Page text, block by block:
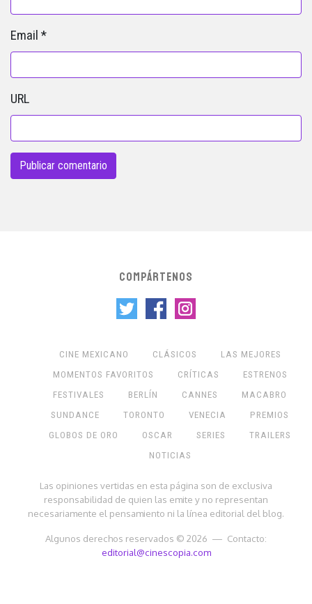
Email *
URL
COMPÁRTENOS
CINE MEXICANO CLÁSICOS
LAS MEJORES
MOMENTOS FAVORITOS
CRÍTICAS
ESTRENOS
FESTIVALES
BERLÍN CANNES
MACABRO
SUNDANCE
TORONTO VENECIA
PREMIOS
GLOBOS DE ORO
OSCAR SERIES
TRAILERS
NOTICIAS
Las opiniones vertidas en esta página son de exclusiva
responsabilidad de quien las emite y no representan
necesariamente el pensamiento ni la línea editorial del blog.
Algunos derechos reservados © 2026 — Contacto:
editorial@cinescopia.com